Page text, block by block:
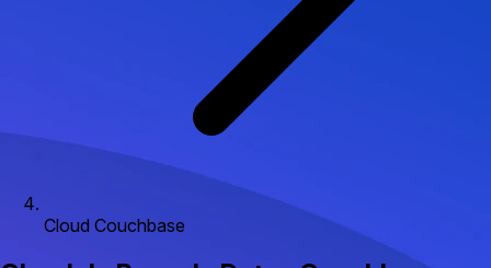
Cloud Couchbase